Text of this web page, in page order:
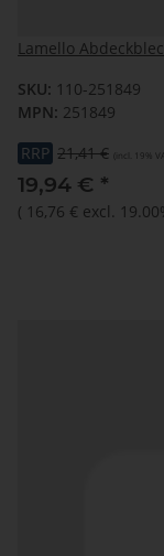
Lamello
SKU: 110-251849
MPN: 251849
RRP 21,41 € (incl. 19%
19,94 € *
( 16,76 € excl.